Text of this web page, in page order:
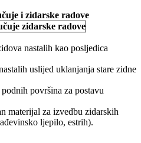
i zidarske radove
nastalih kao posljedica
uslijed uklanjanja stare zidne
površina za postavu
materijal za izvedbu zidarskih
ljepilo, estrih).